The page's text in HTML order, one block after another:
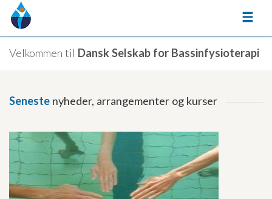
Velkommen til Dansk Selskab for Bassinfysioterapi
Seneste nyheder, arrangementer og kurser